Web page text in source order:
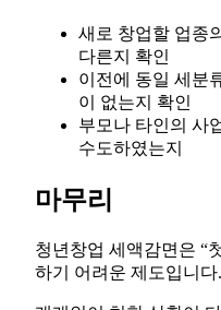
새로 창업할 업종의
다른지 확인
이전에 동일 세분
이 없는지 확인
부모나 타인의 사
수도하였는지
마무리
청년창업 세액감면은 “
하기 어려운 제도입니다.